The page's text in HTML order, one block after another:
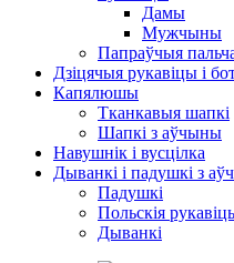
Дамы
Мужчыны
Папраўчыя
Дзіцячыя рукавіцы і
Капялюшы
Тканкавыя шапкі
Шапкі з аўчыны
Навушнік і вусцілка
Дыванкі і падушкі з
Падушкі
Польскія
Дыванкі